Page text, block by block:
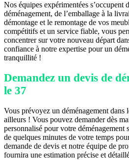
Nos équipes expérimentées s’occupent
déménagement, de l’emballage à la
démontage et le remontage de vos
compétitifs et un service fiable, vous
concentrer sur votre nouveau départ
confiance à notre expertise pour un
tranquillité !
Demandez un devis de
le 37
Vous prévoyez un déménagement dans
ailleurs ! Vous pouvez demander dès
personnalisé pour votre
de quelques minutes de votre temps
demande de devis et notre équipe de
fournira une estimation précise et